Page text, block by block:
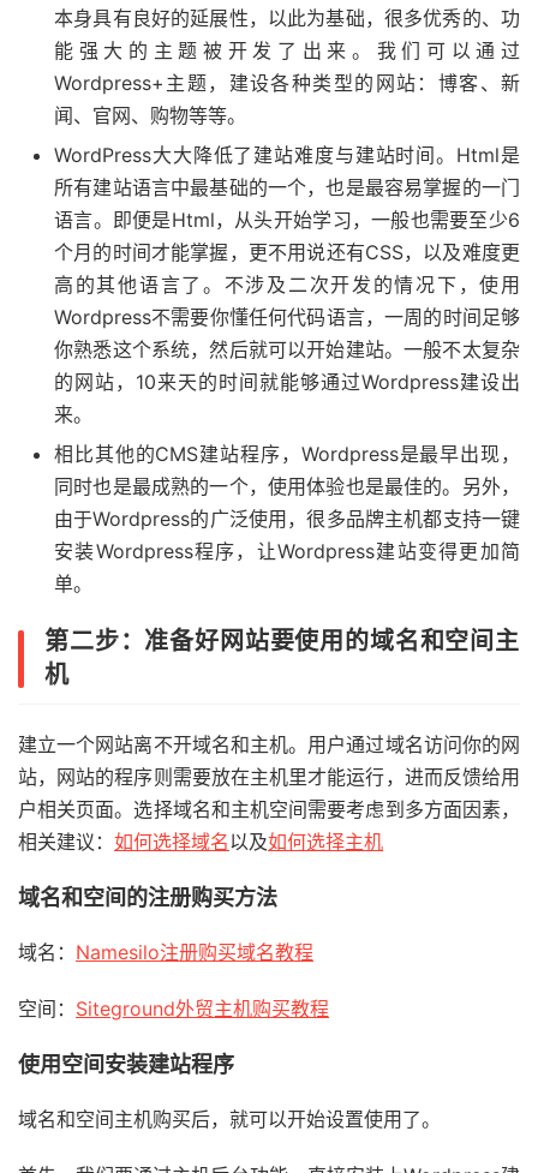
本身具有良好的延展性，以此为基础，很多优秀的、功
能强大的主题被开发了出来。我们可以通过
Wordpress+主题，建设各种类型的网站：博客、新
闻、官网、购物等等。
WordPress大大降低了建站难度与建站时间。Html是
所有建站语言中最基础的一个，也是最容易掌握的一门
语言。即便是Html，从头开始学习，一般也需要至少6
个月的时间才能掌握，更不用说还有CSS，以及难度更
高的其他语言了。不涉及二次开发的情况下，使用
Wordpress不需要你懂任何代码语言，一周的时间足够
你熟悉这个系统，然后就可以开始建站。一般不太复杂
的网站，10来天的时间就能够通过Wordpress建设出
来。
相比其他的CMS建站程序，Wordpress是最早出现，
同时也是最成熟的一个，使用体验也是最佳的。另外，
由于Wordpress的广泛使用，很多品牌主机都支持一键
安装Wordpress程序，让Wordpress建站变得更加简
单。
第二步：准备好网站要使用的域名和空间主
机
建立一个网站离不开域名和主机。用户通过域名访问你的网
站，网站的程序则需要放在主机里才能运行，进而反馈给用
户相关页面。选择域名和主机空间需要考虑到多方面因素，
相关建议： 如何选择域名以及如何选择主机
域名和空间的注册购买方法
域名： Namesilo注册购买域名教程
空间： Siteground外贸主机购买教程
使用空间安装建站程序
域名和空间主机购买后，就可以开始设置使用了。